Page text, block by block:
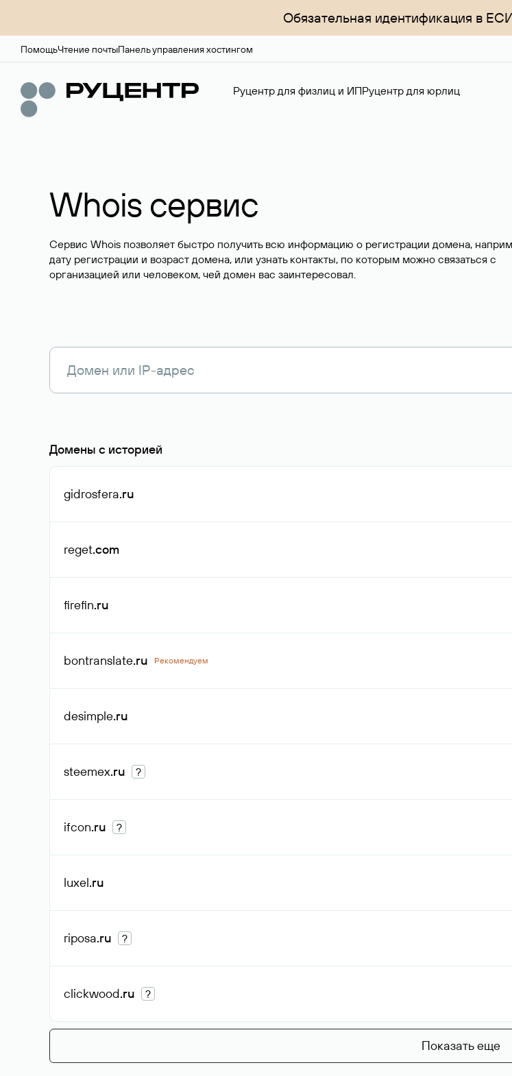
Обязательная идентификация в
ПомощьЧтение почтыПанель управления хостингом
Руцентр для физлиц и ИПРуцентр для юрлиц
Whois сервис
Сервис Whois позволяет быстро получить всю информацию о регистрации домена,
дату регистрации и возраст домена, или узнать контакты, по которым можно связаться с
организацией или человеком, чей домен вас заинтересовал.
Домены с историей
gidrosfera.ru
reget.com
firefin.ru
bontranslate.ru Рекомендуем
desimple.ru
steemex.ru ?
ifcon.ru ?
luxel.ru
riposa.ru ?
clickwood.ru ?
Показать еще